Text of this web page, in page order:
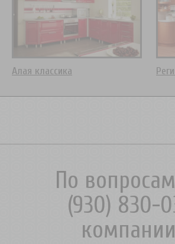
Алая классика
По
(930) 830-